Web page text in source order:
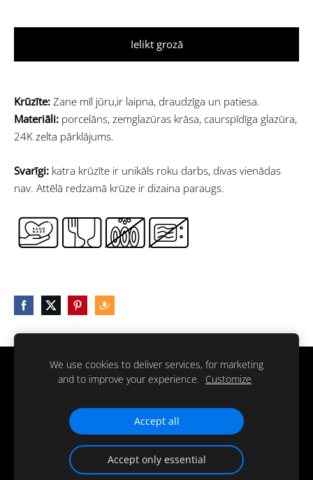
Ielikt grozā
Krūzīte: Zane mīl jūru,ir laipna, draudzīga un patiesa.
Materiāli: porcelāns, zemglazūras krāsa, caurspīdīga glazūra,
24K zelta pārklājums.
Svarīgi: katra krūzīte ir unikāls roku darbs, divas vienādas
nav. Attēlā redzamā krūze ir dizaina paraugs.
Piegāde Noteikumi Kontakti Sīkdatnes
© 2025 all rights reserved
We use cookies to deliver services, for marketing
and to improve your experience. Customize
Accept all
Accept only essential